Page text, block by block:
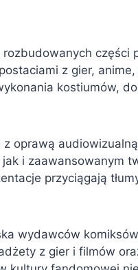
części
z gier,
kostiumów,
oprawą
i zaawansowanym
przyciągają
wydawców
z gier i filmów